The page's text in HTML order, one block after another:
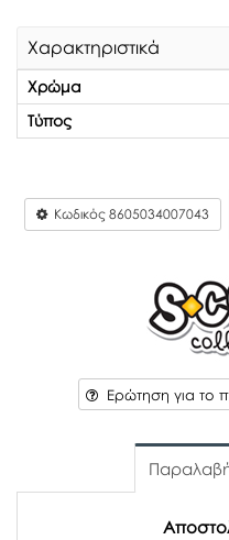
Χαρακτηριστικά
Χρώμα
Τύπος
Κωδικός 8605034007043
Ερώτηση για το